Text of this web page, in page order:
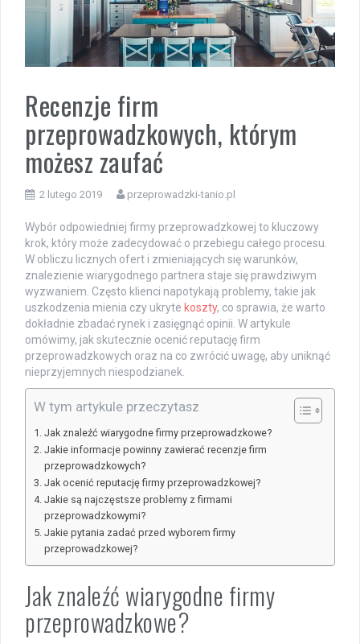
Recenzje firm
przeprowadzkowych, którym
możesz zaufać
2 lutego 2019 przeprowadzki-tanio.pl
Wybór odpowiedniej firmy przeprowadzkowej to kluczowy
krok, który może zadecydować o przebiegu całego procesu.
W obliczu licznych ofert i zmieniających się warunków,
znalezienie wiarygodnego partnera staje się prawdziwym
wyzwaniem. Często klienci napotykają problemy, takie jak
uszkodzenia mienia czy ukryte koszty, co sprawia, że warto
dokładnie zbadać rynek i zasięgnąć opinii. W artykule
omówimy, jak skutecznie ocenić reputację firm
przeprowadzkowych oraz na co zwrócić uwagę, aby uniknąć
nieprzyjemnych niespodzianek.
W tym artykule przeczytasz
Jak znaleźć wiarygodne firmy przeprowadzkowe?
Jakie informacje powinny zawierać recenzje firm
przeprowadzkowych?
Jak ocenić reputację firmy przeprowadzkowej?
Jakie są najczęstsze problemy z firmami
przeprowadzkowymi?
Jakie pytania zadać przed wyborem firmy
przeprowadzkowej?
Jak znaleźć wiarygodne firmy
przeprowadzkowe?